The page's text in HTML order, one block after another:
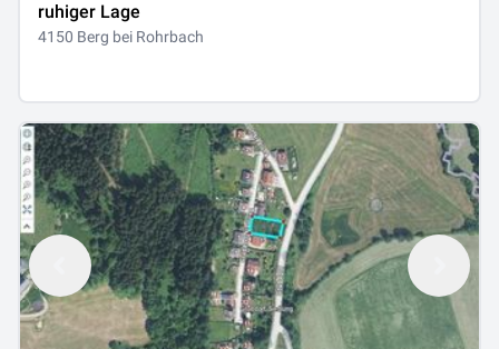
ruhiger Lage
4150 Berg bei Rohrbach